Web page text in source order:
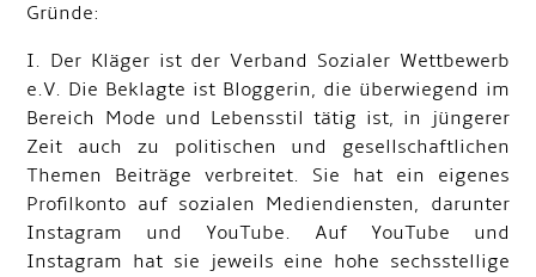
Gründe:
I. Der Kläger ist der Verband Sozialer Wettbewerb
e.V. Die Beklagte ist Bloggerin, die überwiegend im
Bereich Mode und Lebensstil tätig ist, in jüngerer
Zeit auch zu politischen und gesellschaftlichen
Themen Beiträge verbreitet. Sie hat ein eigenes
Profilkonto auf sozialen Mediendiensten, darunter
Instagram und YouTube. Auf YouTube und
Instagram hat sie jeweils eine hohe sechsstellige